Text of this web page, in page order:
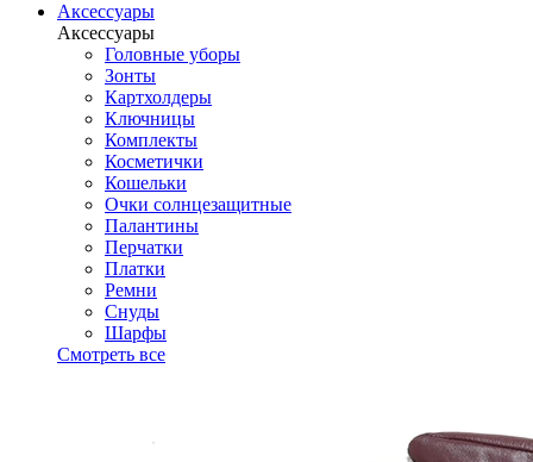
Аксессуары
Аксессуары
Головные уборы
Зонты
Картхолдеры
Ключницы
Комплекты
Косметички
Кошельки
Очки солнцезащитные
Палантины
Перчатки
Платки
Ремни
Снуды
Шарфы
Смотреть все